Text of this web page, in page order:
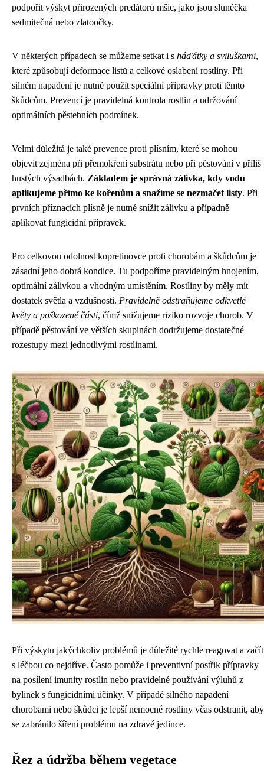
podpořit výskyt přirozených predátorů mšic, jako jsou slunéčka
sedmitečná nebo zlatoočky.
V některých případech se můžeme setkat i s háďátky a sviluškami,
které způsobují deformace listů a celkové oslabení rostliny. Při
silném napadení je nutné použít speciální přípravky proti těmto
škůdcům. Prevencí je pravidelná kontrola rostlin a udržování
optimálních pěstebních podmínek.
Velmi důležitá je také prevence proti plísním, které se mohou
objevit zejména při přemokření substrátu nebo při pěstování v příliš
hustých výsadbách. Základem je správná zálivka, kdy vodu
aplikujeme přímo ke kořenům a snažíme se nezmáčet listy. Při
prvních příznacích plísně je nutné snížit zálivku a případně
aplikovat fungicidní přípravek.
Pro celkovou odolnost kopretinovce proti chorobám a škůdcům je
zásadní jeho dobrá kondice. Tu podpoříme pravidelným hnojením,
optimální zálivkou a vhodným umístěním. Rostliny by měly mít
dostatek světla a vzdušnosti. Pravidelně odstraňujeme odkvetlé
květy a poškozené části, čímž snižujeme riziko rozvoje chorob. V
případě pěstování ve větších skupinách dodržujeme dostatečné
rozestupy mezi jednotlivými rostlinami.
Při výskytu jakýchkoliv problémů je důležité rychle reagovat a začít
s léčbou co nejdříve. Často pomůže i preventivní postřik přípravky
na posílení imunity rostlin nebo pravidelné používání výluhů z
bylinek s fungicidními účinky. V případě silného napadení
chorobami nebo škůdci je lepší nemocné rostliny včas odstranit, aby
se zabránilo šíření problému na zdravé jedince.
Řez a údržba během vegetace